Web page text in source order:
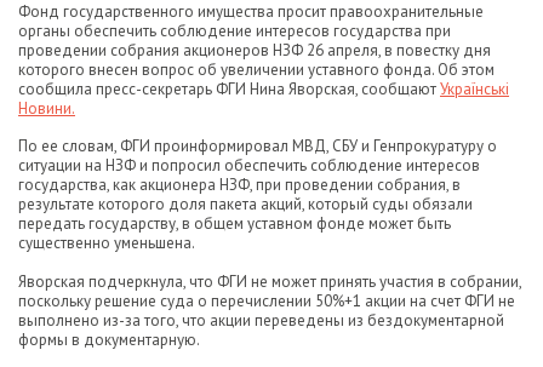
Фонд государственного имущества просит правоохранительные
органы обеспечить соблюдение интересов государства при
проведении собрания акционеров НЗФ 26 апреля, в повестку дня
которого внесен вопрос об увеличении уставного фонда. Об этом
сообщила пресс-секретарь ФГИ Нина Яворская, сообщаютУкраїнські
Новини.
По ее словам, ФГИ проинформировал МВД, СБУ и Генпрокуратуру о
ситуации на НЗФ и попросил обеспечить соблюдение интересов
государства, как акционера НЗФ, при проведении собрания, в
результате которого доля пакета акций, который суды обязали
передать государству, в общем уставном фонде может быть
существенно уменьшена.
Яворская подчеркнула, что ФГИ не может принять участия в собрании,
поскольку решение суда о перечислении 50%+1 акции на счет ФГИ не
выполнено из-за того, что акции переведены из бездокументарной
формы в документарную.